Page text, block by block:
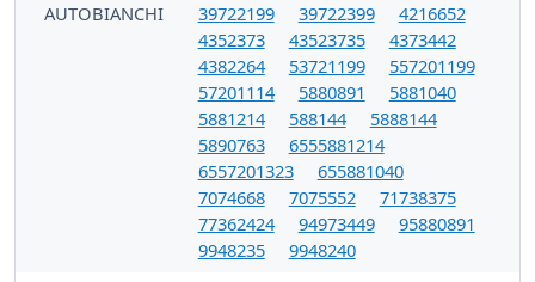
AUTOBIANCHI 39722199 39722399
4216652
4352373
43523735
4373442
4382264
53721199
557201199
57201114
5880891
5881040
5881214
588144
5888144
5890763
6555881214
6557201323
655881040
7074668
7075552
71738375
77362424
94973449
95880891
9948235
9948240